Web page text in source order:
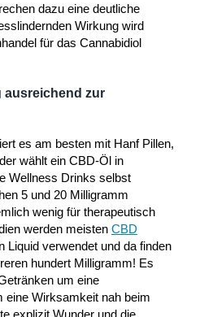
dazu eine deutliche
Wirkung wird
für das Cannabidiol
ausreichend zur
es am besten mit Hanf Pillen,
wählt ein CBD-Öl in
Wellness Drinks selbst
5 und 20 Milligramm
wenig für therapeutisch
werden meisten CBD
Liquid verwendet und da finden
hundert Milligramm! Es
um eine
eine Wirksamkeit nah beim